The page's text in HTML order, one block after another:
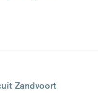
Zandvoort